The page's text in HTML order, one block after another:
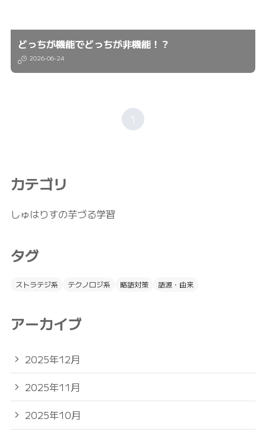
どっちが機能でどっちが非機能！？
0 2026-06-24
1
カテゴリ
しゅはりすの芋づる学習
タグ
ストラテジ系 テクノロジ系 略語対策 語源・由来
アーカイブ
2025年12月
2025年11月
2025年10月